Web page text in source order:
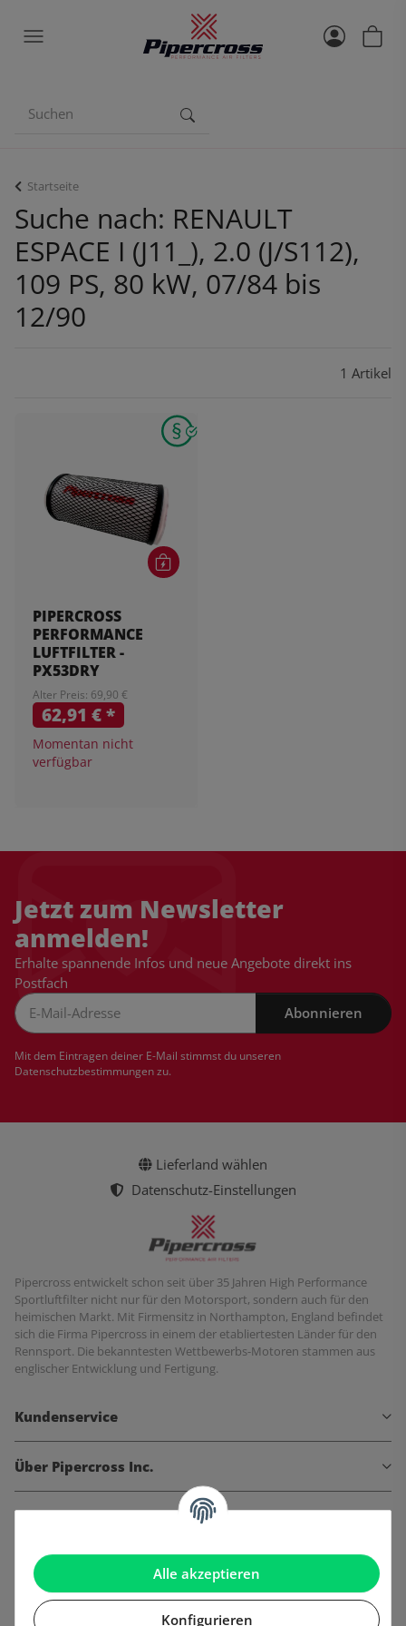
Alle akzeptieren
Konfigurieren
Startseite
Suche nach: RENAULT
ESPACE I (J11_), 2.0 (J/S112),
109 PS, 80 kW, 07/84 bis
12/90
1 Artikel
PIPERCROSS
PERFORMANCE
LUFTFILTER -
PX53DRY
Alter Preis: 69,90 €
62,91 €*
Momentan nicht
verfügbar
Jetzt zum Newsletter
anmelden!
Erhalte spannende Infos und neue Angebote direkt ins
Postfach
Abonnieren
Mit dem Eintragen deiner E-Mail stimmst du unseren
Datenschutzbestimmungenzu.
Lieferland wählen
Datenschutz-Einstellungen
Pipercross entwickelt schon seit über 35 Jahren High Performance
Sportluftfilter nicht nur für den Motorsport, sondern auch für den
heimischen Markt. Mit Firmensitz in Northampton, England befindet
sich die Firma Pipercross in einem der etabliertesten Länder für den
Rennsport. Die bekanntesten Wettbewerbs-Motoren stammen aus
englischer Entwicklung und Fertigung.
Kundenservice
Über Pipercross Inc.
Informationen
Gesetzliche Informationen